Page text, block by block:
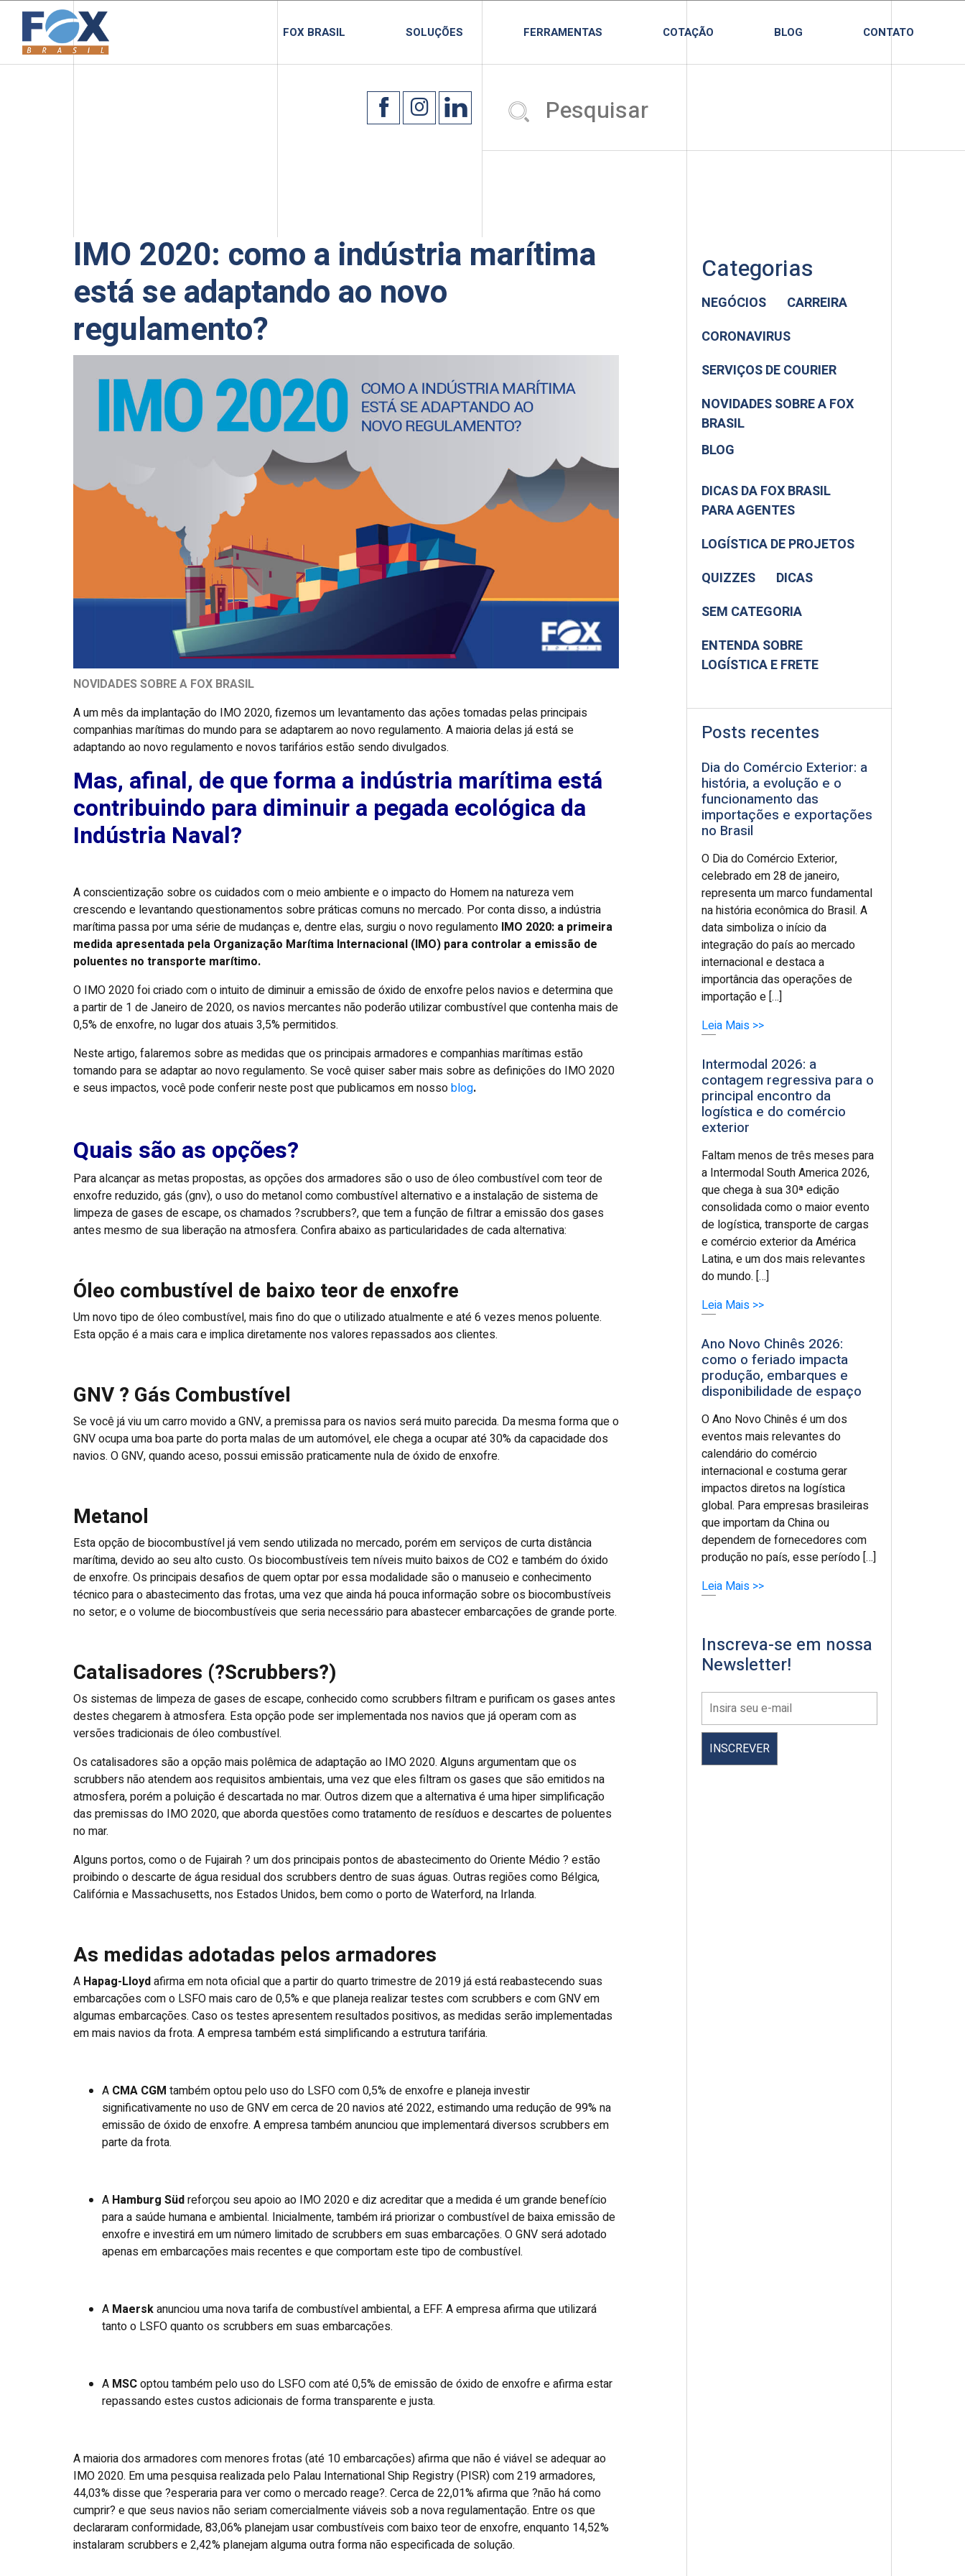
FOX BRASIL SOLUÇÕES FERRAMENTAS COTAÇÃO BLOG CONTATO
IMO 2020: como a indústria marítima
está se adaptando ao novo
regulamento?
NOVIDADES SOBRE A FOX BRASIL
A um mês da implantação do IMO 2020, fizemos um levantamento das ações tomadas pelas principais
companhias marítimas do mundo para se adaptarem ao novo regulamento. A maioria delas já está se
adaptando ao novo regulamento e novos tarifários estão sendo divulgados.
Mas, afinal, de que forma a indústria marítima está
contribuindo para diminuir a pegada ecológica da
Indústria Naval?
A conscientização sobre os cuidados com o meio ambiente e o impacto do Homem na natureza vem
crescendo e levantando questionamentos sobre práticas comuns no mercado. Por conta disso, a indústria
marítima passa por uma série de mudanças e, dentre elas, surgiu o novo regulamento IMO 2020: a primeira
medida apresentada pela Organização Marítima Internacional (IMO) para controlar a emissão de
poluentes no transporte marítimo.
O IMO 2020 foi criado com o intuito de diminuir a emissão de óxido de enxofre pelos navios e determina que
a partir de 1 de Janeiro de 2020, os navios mercantes não poderão utilizar combustível que contenha mais de
0,5% de enxofre, no lugar dos atuais 3,5% permitidos.
Neste artigo, falaremos sobre as medidas que os principais armadores e companhias marítimas estão
tomando para se adaptar ao novo regulamento. Se você quiser saber mais sobre as definições do IMO 2020
e seus impactos, você pode conferir neste post que publicamos em nossoblog.
Quais são as opções?
Para alcançar as metas propostas, as opções dos armadores são o uso de óleo combustível com teor de
enxofre reduzido, gás (gnv), o uso do metanol como combustível alternativo e a instalação de sistema de
limpeza de gases de escape, os chamados ?scrubbers?, que tem a função de filtrar a emissão dos gases
antes mesmo de sua liberação na atmosfera. Confira abaixo as particularidades de cada alternativa:
Óleo combustível de baixo teor de enxofre
Um novo tipo de óleo combustível, mais fino do que o utilizado atualmente e até 6 vezes menos poluente.
Esta opção é a mais cara e implica diretamente nos valores repassados aos clientes.
GNV ? Gás Combustível
Se você já viu um carro movido a GNV, a premissa para os navios será muito parecida. Da mesma forma que o
GNV ocupa uma boa parte do porta malas de um automóvel, ele chega a ocupar até 30% da capacidade dos
navios. O GNV, quando aceso, possui emissão praticamente nula de óxido de enxofre.
Metanol
Esta opção de biocombustível já vem sendo utilizada no mercado, porém em serviços de curta distância
marítima, devido ao seu alto custo. Os biocombustíveis tem níveis muito baixos de CO2 e também do óxido
de enxofre. Os principais desafios de quem optar por essa modalidade são o manuseio e conhecimento
técnico para o abastecimento das frotas, uma vez que ainda há pouca informação sobre os biocombustíveis
no setor; e o volume de biocombustíveis que seria necessário para abastecer embarcações de grande porte.
Catalisadores (?Scrubbers?)
Os sistemas de limpeza de gases de escape, conhecido como scrubbers filtram e purificam os gases antes
destes chegarem à atmosfera. Esta opção pode ser implementada nos navios que já operam com as
versões tradicionais de óleo combustível.
Os catalisadores são a opção mais polêmica de adaptação ao IMO 2020. Alguns argumentam que os
scrubbers não atendem aos requisitos ambientais, uma vez que eles filtram os gases que são emitidos na
atmosfera, porém a poluição é descartada no mar. Outros dizem que a alternativa é uma hiper simplificação
das premissas do IMO 2020, que aborda questões como tratamento de resíduos e descartes de poluentes
no mar.
Alguns portos, como o de Fujairah ? um dos principais pontos de abastecimento do Oriente Médio ? estão
proibindo o descarte de água residual dos scrubbers dentro de suas águas. Outras regiões como Bélgica,
Califórnia e Massachusetts, nos Estados Unidos, bem como o porto de Waterford, na Irlanda.
As medidas adotadas pelos armadores
A Hapag-Lloydafirma em nota oficial que a partir do quarto trimestre de 2019 já está reabastecendo suas
embarcações com o LSFO mais caro de 0,5% e que planeja realizar testes com scrubbers e com GNV em
algumas embarcações. Caso os testes apresentem resultados positivos, as medidas serão implementadas
em mais navios da frota. A empresa também está simplificando a estrutura tarifária.
A CMA CGM também optou pelo uso do LSFO com 0,5% de enxofre e planeja investir
significativamente no uso de GNV em cerca de 20 navios até 2022, estimando uma redução de 99% na
emissão de óxido de enxofre. A empresa também anunciou que implementará diversos scrubbers em
parte da frota.
A Hamburg Südreforçou seu apoio ao IMO 2020 e diz acreditar que a medida é um grande benefício
para a saúde humana e ambiental. Inicialmente, também irá priorizar o combustível de baixa emissão de
enxofre e investirá em um número limitado de scrubbers em suas embarcações. O GNV será adotado
apenas em embarcações mais recentes e que comportam este tipo de combustível.
A Maerskanunciou uma nova tarifa de combustível ambiental, a EFF. A empresa afirma que utilizará
tanto o LSFO quanto os scrubbers em suas embarcações.
A MSCoptou também pelo uso do LSFO com até 0,5% de emissão de óxido de enxofre e afirma estar
repassando estes custos adicionais de forma transparente e justa.
A maioria dos armadores com menores frotas (até 10 embarcações) afirma que não é viável se adequar ao
IMO 2020. Em uma pesquisa realizada pelo Palau International Ship Registry (PISR) com 219 armadores,
44,03% disse que ?esperaria para ver como o mercado reage?. Cerca de 22,01% afirma que ?não há como
cumprir? e que seus navios não seriam comercialmente viáveis sob a nova regulamentação. Entre os que
declararam conformidade, 83,06% planejam usar combustíveis com baixo teor de enxofre, enquanto 14,52%
instalaram scrubbers e 2,42% planejam alguma outra forma não especificada de solução.
Categorias
NEGÓCIOS
CARREIRA
CORONAVIRUS
SERVIÇOS DE COURIER
NOVIDADES SOBRE A FOX
BRASIL
BLOG
DICAS DA FOX BRASIL
PARA AGENTES
LOGÍSTICA DE PROJETOS
QUIZZES
DICAS
SEM CATEGORIA
ENTENDA SOBRE
LOGÍSTICA E FRETE
Posts recentes
Dia do Comércio Exterior: a
história, a evolução e o
funcionamento das
importações e exportações
no Brasil
O Dia do Comércio Exterior,
celebrado em 28 de janeiro,
representa um marco fundamental
na história econômica do Brasil. A
data simboliza o início da
integração do país ao mercado
internacional e destaca a
importância das operações de
importação e […]
Leia Mais >>
Intermodal 2026: a
contagem regressiva para o
principal encontro da
logística e do comércio
exterior
Faltam menos de três meses para
a Intermodal South America 2026,
que chega à sua 30ª edição
consolidada como o maior evento
de logística, transporte de cargas
e comércio exterior da América
Latina, e um dos mais relevantes
do mundo. […]
Leia Mais >>
Ano Novo Chinês 2026:
como o feriado impacta
produção, embarques e
disponibilidade de espaço
O Ano Novo Chinês é um dos
eventos mais relevantes do
calendário do comércio
internacional e costuma gerar
impactos diretos na logística
global. Para empresas brasileiras
que importam da China ou
dependem de fornecedores com
produção no país, esse período […]
Leia Mais >>
Inscreva-se em nossa
Newsletter!